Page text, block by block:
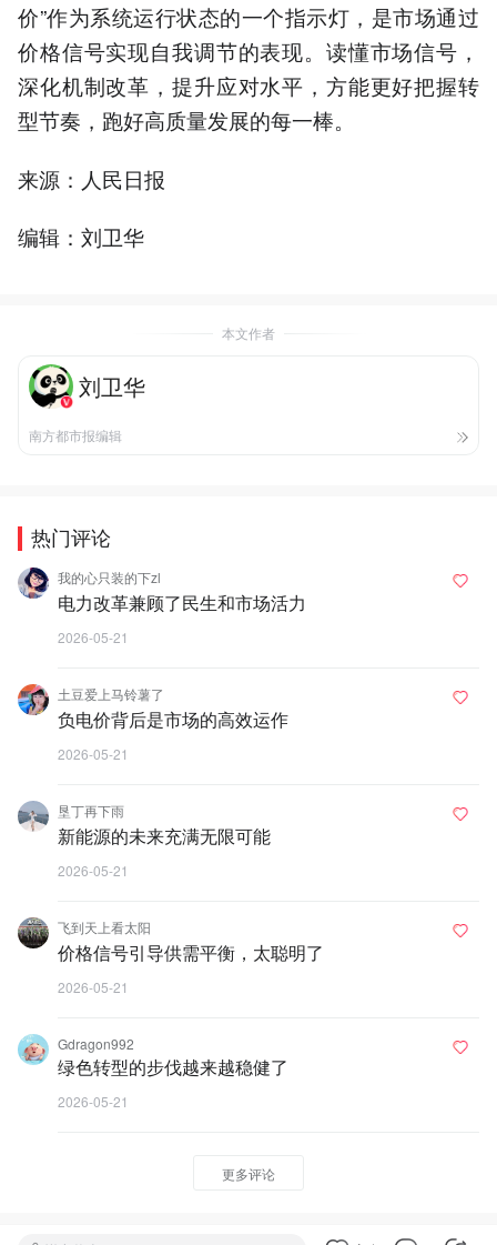
价”作为系统运行状态的一个指示灯，是市场通过
价格信号实现自我调节的表现。读懂市场信号，
深化机制改革，提升应对水平，方能更好把握转
型节奏，跑好高质量发展的每一棒。
来源：人民日报
编辑：刘卫华
本文作者
刘卫华
南方都市报编辑
热门评论
我的心只装的下zl
电力改革兼顾了民生和市场活力
2026-05-21
土豆爱上马铃薯了
负电价背后是市场的高效运作
2026-05-21
垦丁再下雨
新能源的未来充满无限可能
2026-05-21
飞到天上看太阳
价格信号引导供需平衡，太聪明了
2026-05-21
Gdragon992
绿色转型的步伐越来越稳健了
2026-05-21
更多评论